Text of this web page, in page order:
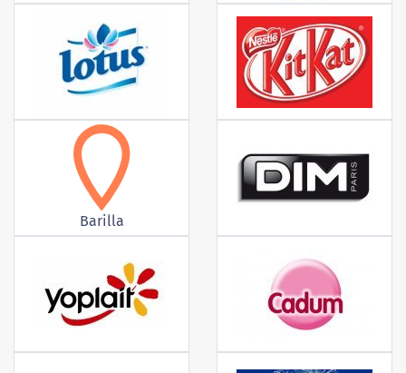
Barilla